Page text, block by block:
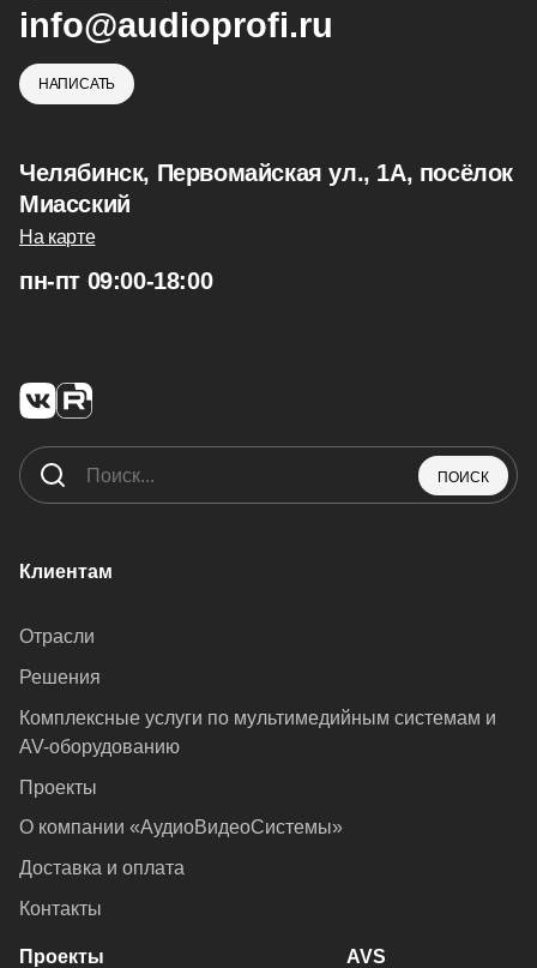
info@audioprofi.ru
НАПИСАТЬ
Челябинск, Первомайская ул., 1А, посёлок
Миасский
На карте
пн-пт 09:00-18:00
ПОИСК
Клиентам
Отрасли
Решения
Комплексные услуги по мультимедийным системам и
AV-оборудованию
Проекты
О компании «АудиоВидеоСистемы»
Доставка и оплата
Контакты
Проекты AVS